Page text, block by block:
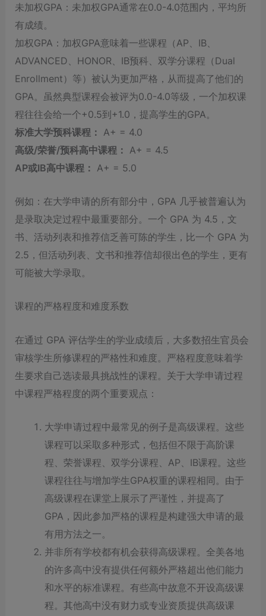
未加权GPA：未加权GPA通常在0.0-4.0范围内，平均所
有成绩。
加权GPA：加权GPA意味着一些课程（AP、IB、
ADVANCED、HONOR、IB预科、双学分课程（Dual
Enrollment）等）被认为更加严格，从而提高了他们的
GPA。虽然典型课程会被评为0.0-4.0等级，一个加权课
程往往会给一个+0.5到+1.0，提高学生的GPA。
标准大学预科课程： A+ = 4.0
高级/荣誉/预科高中课程： A+ = 4.5
AP或IB高中课程： A+ = 5.0
例如：在大学申请的所有部分中，GPA 几乎被普遍认为
是录取决定过程中最重要部分。一个 GPA 为 4.5，文
书、活动列表和推荐信乏善可陈的学生，比一个 GPA 为
2.5，但活动列表、文书和推荐信却很出色的学生，更有
可能被大学录取。
课程的严格程度和难度系数
在通过 GPA 评估学生的学业成绩后，大多数招生官员会
审核学生所修课程的严格性和难度。严格程度意味着学
生要求自己选读最具挑战性的课程。关于大学申请过程
中课程严格程度的两个重要观点：
大学申请过程中最常见的例子是高级课程。这些
课程可以采取多种形式，包括但不限于高阶课
程、荣誉课程、双学分课程、AP、IB课程。这些
课程往往与增加学生GPA权重的课程相同。由于
高级课程在课堂上展示了严谨性，并提高了
GPA，因此参加严格的课程是构建强大申请的最
有用方法之一。
并非所有学校都有机会获得高级课程。全美各地
的许多高中没有提供任何额外严格超出他们能力
和水平的标准课程。有些高中故意不开设高级课
程。其他高中没有财力或专业资质提供高级课